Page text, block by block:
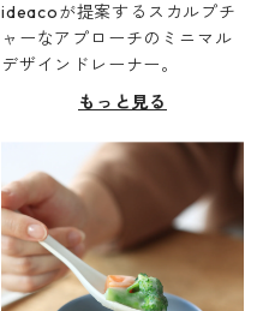
ideacoが提案するスカルプチ
ャーなアプローチのミニマル
デザインドレーナー。
もっと見る